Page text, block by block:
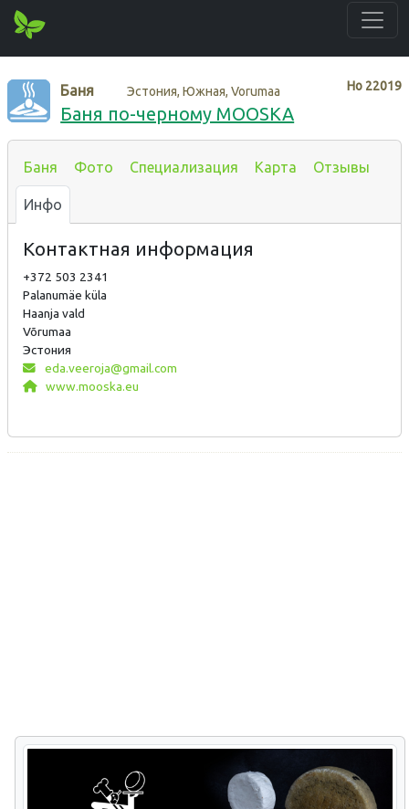
Нo 22019
Баня Эстония, Южная, Vorumaa
Баня по-черному MOOSKA
Баня Фото Специализация Карта Отзывы
Инфо
Контактная информация
+372 503 2341
Palanumäe küla
Haanja vald
Võrumaa
Эстония
eda.veeroja@gmail.com
www.mooska.eu